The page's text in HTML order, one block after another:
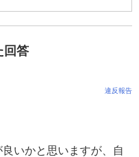
回答
違反報告
いかと思いますが、自